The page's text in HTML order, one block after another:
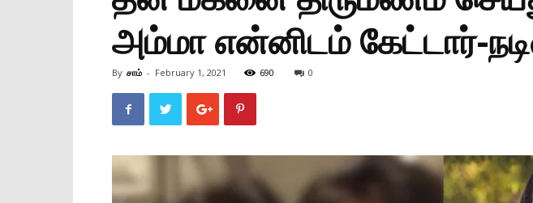
அம்மா என்னிடம் கேட்டார்-
By சாம் - February 1, 2021 690 0